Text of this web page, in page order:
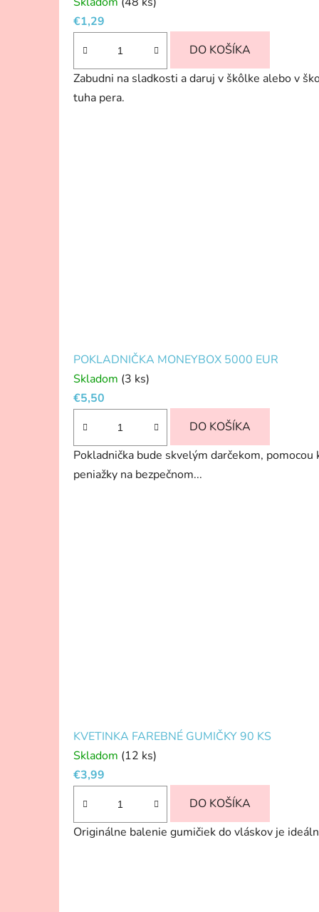
€1,29
DO KOŠÍKA
Zabudni na sladkosti a daruj v škôlke alebo v
tuha pera.
POKLADNIČKA MONEYBOX 5000 EUR
Skladom (3 ks)
€5,50
DO KOŠÍKA
Pokladnička bude skvelým darčekom,
peniažky na bezpečnom...
KVETINKA FAREBNÉ GUMIČKY 90 KS
Skladom (12 ks)
€3,99
DO KOŠÍKA
Originálne balenie gumičiek do vláskov je